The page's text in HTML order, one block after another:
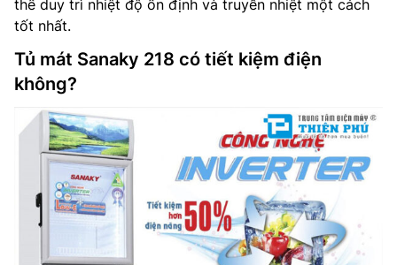
thể duy trì nhiệt độ ổn định và truyền nhiệt một cách
tốt nhất.
Tủ mát Sanaky 218 có tiết kiệm điện
không?